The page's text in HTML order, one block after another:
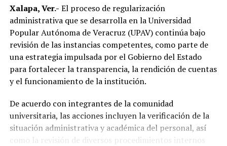
Xalapa, Ver.- El proceso de regularización
administrativa que se desarrolla en la Universidad
Popular Autónoma de Veracruz (UPAV) continúa bajo
revisión de las instancias competentes, como parte de
una estrategia impulsada por el Gobierno del Estado
para fortalecer la transparencia, la rendición de cuentas
y el funcionamiento de la institución.
De acuerdo con integrantes de la comunidad
universitaria, las acciones incluyen la verificación de la
situación administrativa y académica del personal, así
como la revisión de diversos procedimientos internos